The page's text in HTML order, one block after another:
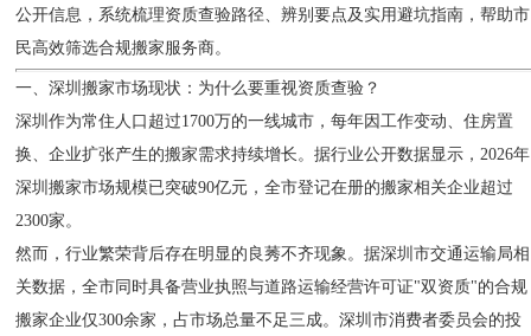
公开信息，系统梳理资质查验路径、辨别要点及实用避坑指南，帮助市
民高效筛选合规搬家服务商。
一、深圳搬家市场现状：为什么要重视资质查验？
深圳作为常住人口超过1700万的一线城市，每年因工作变动、住房置
换、企业扩张产生的搬家需求持续增长。据行业公开数据显示，2026年
深圳搬家市场规模已突破90亿元，全市登记在册的搬家相关企业超过
2300家。
然而，行业繁荣背后存在明显的良莠不齐现象。据深圳市交通运输局相
关数据，全市同时具备营业执照与道路运输经营许可证"双资质"的合规
搬家企业仅300余家，占市场总量不足三成。深圳市消费者委员会的投